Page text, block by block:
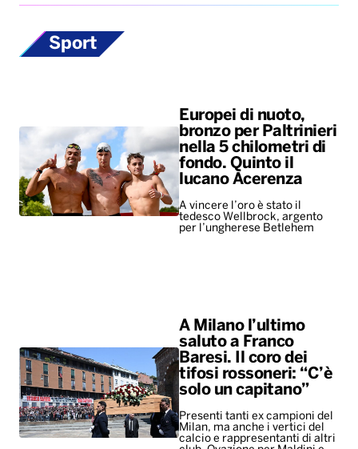
Sport
Europei di nuoto,
bronzo per Paltrinieri
nella 5 chilometri di
fondo. Quinto il
lucano Acerenza
A vincere l’oro è stato il
tedesco Wellbrock, argento
per l’ungherese Betlehem
A Milano l’ultimo
saluto a Franco
Baresi. Il coro dei
tifosi rossoneri: “C’è
solo un capitano”
Presenti tanti ex campioni del
Milan, ma anche i vertici del
calcio e rappresentanti di altri